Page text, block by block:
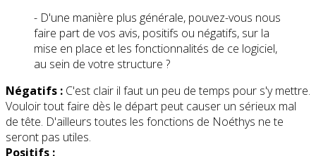
- D'une manière plus générale, pouvez-vous nous
faire part de vos avis, positifs ou négatifs, sur la
mise en place et les fonctionnalités de ce logiciel,
au sein de votre structure ?
Négatifs : C'est clair il faut un peu de temps pour s'y mettre.
Vouloir tout faire dès le départ peut causer un sérieux mal
de tête. D'ailleurs toutes les fonctions de Noéthys ne te
seront pas utiles.
Positifs :